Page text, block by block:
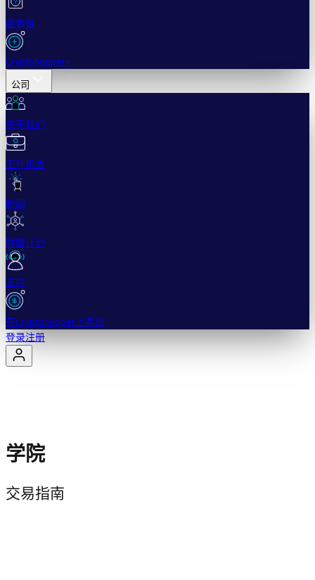
服务台
Cryptohopper+
公司
关于我们
工作机会
新闻
联盟计划
支持
在Cryptohopper上卖出
登录注册
学院
交易指南